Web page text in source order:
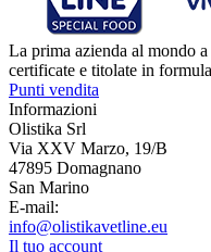
La prima azienda al mondo
certificate e titolate in
Punti vendita
Informazioni
Olistika Srl
Via XXV Marzo, 19/B
47895 Domagnano
San Marino
E-mail:
info@olistikavetline.eu
Il tuo account